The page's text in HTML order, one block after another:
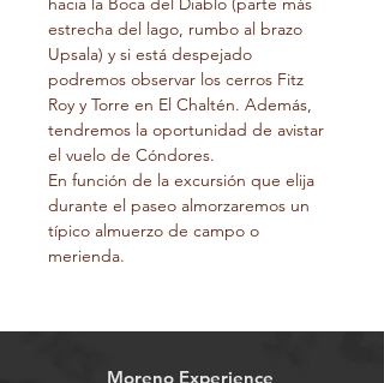
estrecha del lago, rumbo al brazo
Upsala) y si está despejado
podremos observar los cerros Fitz
Roy y Torre en El Chaltén. Además,
tendremos la oportunidad de avistar
el vuelo de Cóndores.
En función de la excursión que elija
durante el paseo almorzaremos un
típico almuerzo de campo o
merienda.
Moreno Experience